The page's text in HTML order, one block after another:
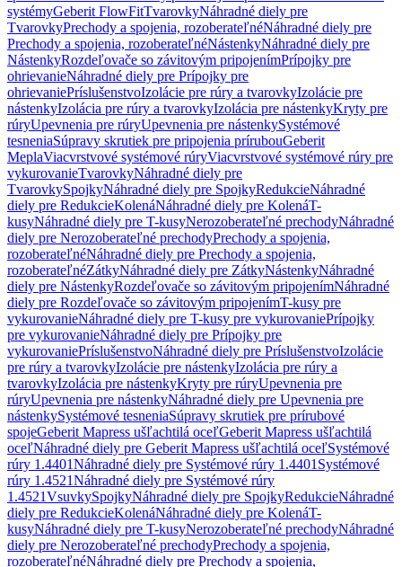
systémyGeberit FlowFitTvarovkyNáhradné diely pre
TvarovkyPrechody a spojenia, rozoberateľnéNáhradné diely pre
Prechody a spojenia, rozoberateľnéNástenkyNáhradné diely pre
NástenkyRozdeľovače so závitovým pripojenímPrípojky pre
ohrievanieNáhradné diely pre Prípojky pre
ohrievaniePríslušenstvoIzolácie pre rúry a tvarovkyIzolácie pre
nástenkyIzolácia pre rúry a tvarovkyIzolácia pre nástenkyKryty pre
rúryUpevnenia pre rúryUpevnenia pre nástenkySystémové
tesneniaSúpravy skrutiek pre pripojenia prírubouGeberit
MeplaViacvrstvové systémové rúryViacvrstvové systémové rúry pre
vykurovanieTvarovkyNáhradné diely pre
TvarovkySpojkyNáhradné diely pre SpojkyRedukcieNáhradné
diely pre RedukcieKolenáNáhradné diely pre KolenáT-
kusyNáhradné diely pre T-kusyNerozoberateľné prechodyNáhradné
diely pre Nerozoberateľné prechodyPrechody a spojenia,
rozoberateľnéNáhradné diely pre Prechody a spojenia,
rozoberateľnéZátkyNáhradné diely pre ZátkyNástenkyNáhradné
diely pre NástenkyRozdeľovače so závitovým pripojenímNáhradné
diely pre Rozdeľovače so závitovým pripojenímT-kusy pre
vykurovanieNáhradné diely pre T-kusy pre vykurovaniePrípojky
pre vykurovanieNáhradné diely pre Prípojky pre
vykurovaniePríslušenstvoNáhradné diely pre PríslušenstvoIzolácie
pre rúry a tvarovkyIzolácie pre nástenkyIzolácia pre rúry a
tvarovkyIzolácia pre nástenkyKryty pre rúryUpevnenia pre
rúryUpevnenia pre nástenkyNáhradné diely pre Upevnenia pre
nástenkySystémové tesneniaSúpravy skrutiek pre prírubové
spojeGeberit Mapress ušľachtilá oceľGeberit Mapress ušľachtilá
oceľNáhradné diely pre Geberit Mapress ušľachtilá oceľSystémové
rúry 1.4401Náhradné diely pre Systémové rúry 1.4401 Systémové
rúry 1.4521Náhradné diely pre Systémové rúry
1.4521VsuvkySpojkyNáhradné diely pre SpojkyRedukcieNáhradné
diely pre RedukcieKolenáNáhradné diely pre KolenáT-
kusyNáhradné diely pre T-kusyNerozoberateľné prechodyNáhradné
diely pre Nerozoberateľné prechodyPrechody a spojenia,
rozoberateľnéNáhradné diely pre Prechody a spojenia,